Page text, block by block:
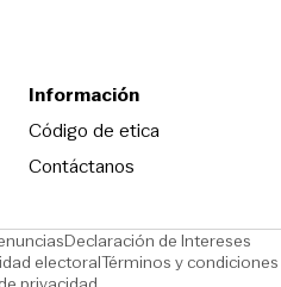
Información
Código de eticaOpens in new
Contáctanos
Opens in new window
Declaración de Intereses
windowelectoralOpens in new window
Términos y condiciones